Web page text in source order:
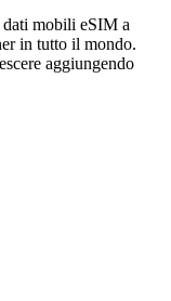
mobili eSIM a
in tutto il mondo.
aggiungendo